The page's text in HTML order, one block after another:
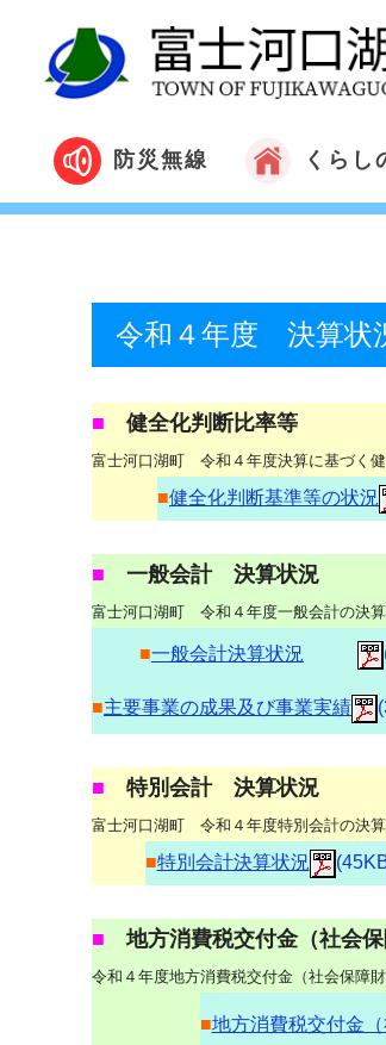
防災無線 くらし
令和４年度 決算状
■ 健全化判断比率等
富士河口湖町 令和４年度決算に基づく
■健全化判断基準等の状況
■ 一般会計 決算状況
富士河口湖町 令和４年度一般会計の決
■一般会計決算状況
■主要事業の成果及び事業実績
■ 特別会計 決算状況
富士河口湖町 令和４年度特別会計の決
■特別会計決算状況
■ 地方消費税交付金（社会
令和４年度地方消費税交付金（社会保障
■地方消費税交付金（